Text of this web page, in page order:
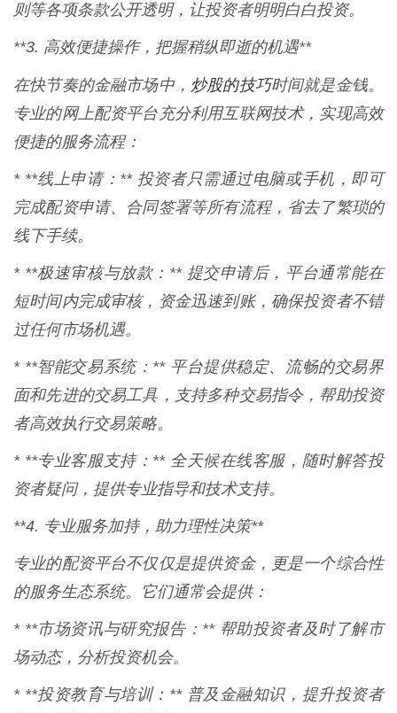
则等各项条款公开透明，让投资者明明白白投资。
**3. 高效便捷操作，把握稍纵即逝的机遇**
在快节奏的金融市场中， 炒股的技巧时间就是金钱。
专业的网上配资平台充分利用互联网技术，实现高效
便捷的服务流程：
* **线上申请：** 投资者只需通过电脑或手机，即可
完成配资申请、合同签署等所有流程，省去了繁琐的
线下手续。
* **极速审核与放款：** 提交申请后，平台通常能在
短时间内完成审核，资金迅速到账，确保投资者不错
过任何市场机遇。
* **智能交易系统：** 平台提供稳定、流畅的交易界
面和先进的交易工具，支持多种交易指令，帮助投资
者高效执行交易策略。
* **专业客服支持：** 全天候在线客服，随时解答投
资者疑问，提供专业指导和技术支持。
**4. 专业服务加持，助力理性决策**
专业的配资平台不仅仅是提供资金，更是一个综合性
的服务生态系统。它们通常会提供：
* **市场资讯与研究报告：** 帮助投资者及时了解市
场动态，分析投资机会。
* **投资教育与培训：** 普及金融知识，提升投资者